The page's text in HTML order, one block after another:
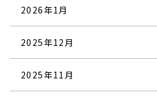
2026年1月
2025年12月
2025年11月